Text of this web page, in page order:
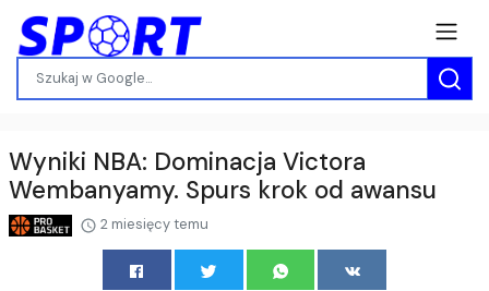
Wyniki NBA: Dominacja Victora
Wembanyamy. Spurs krok od awansu
2 miesięcy temu